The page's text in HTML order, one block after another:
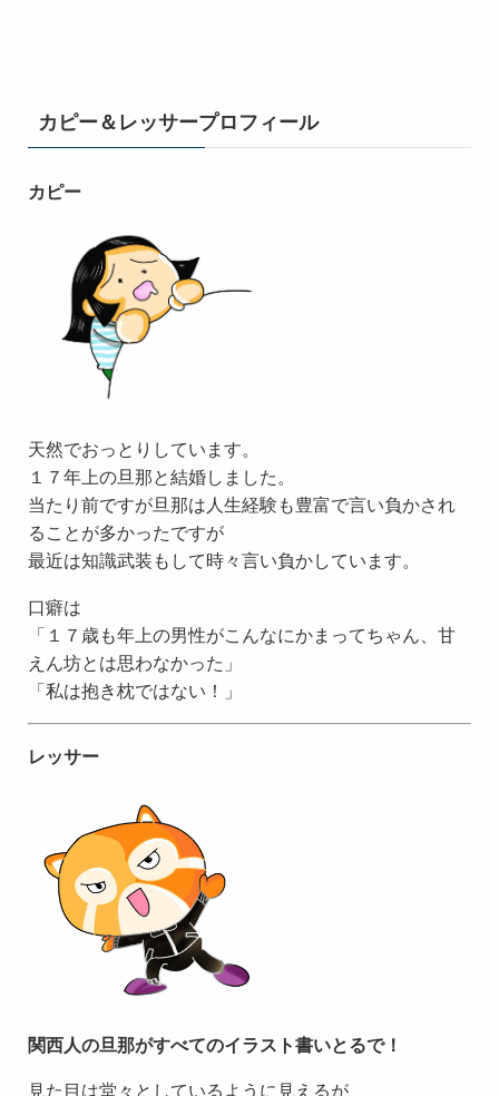
カピー＆レッサープロフィール
カピー
天然でおっとりしています。
１７年上の旦那と結婚しました。
当たり前ですが旦那は人生経験も豊富で言い負かされ
ることが多かったですが
最近は知識武装もして時々言い負かしています。
口癖は
「１７歳も年上の男性がこんなにかまってちゃん、甘
えん坊とは思わなかった」
「私は抱き枕ではない！」
レッサー
関西人の旦那がすべてのイラスト書いとるで！
見た目は堂々としているように見えるが